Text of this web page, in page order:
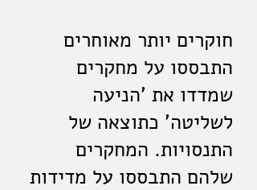
חוקרים יותר מאוחרים
התבססו על מחקרים
שמדדו את 'הניעה
לשליטה' כתוצאה של
התנסויות. המחקרים
שלהם התבססו על מדידות